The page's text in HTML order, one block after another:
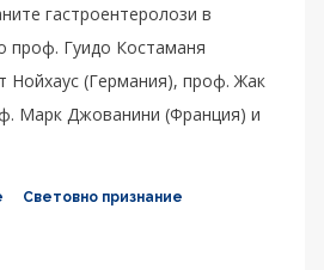
гастроентеролози в
проф. Гуидо Костаманя
Нойхаус (Германия), проф. Жак
Марк Джованини (Франция) и
Световно признание